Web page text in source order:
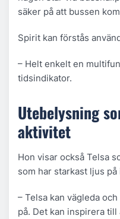
säker på att bussen
Spirit kan förstås
– Helt enkelt en
tidsindikator.
Utebelysning
aktivitet
Hon visar också Telsa
som har starkast ljus
– Telsa kan vägleda
på. Det kan inspirera till